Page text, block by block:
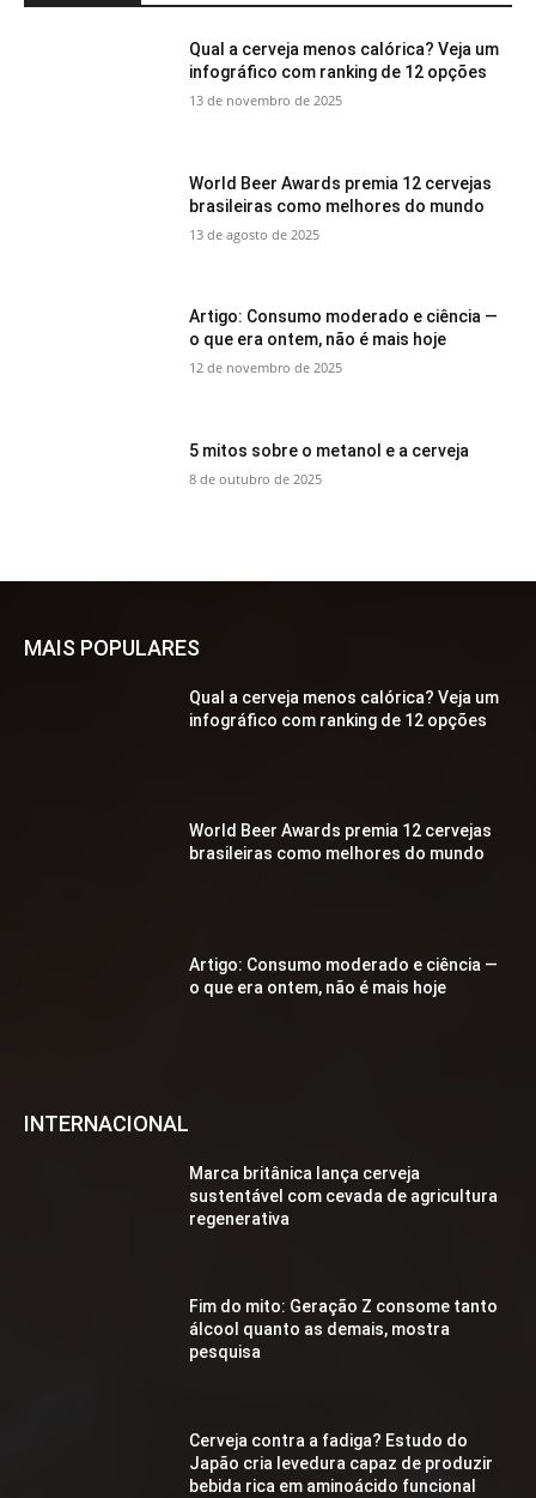
Qual a cerveja menos calórica? Veja um
infográfico com ranking de 12 opções
13 de novembro de 2025
World Beer Awards premia 12 cervejas
brasileiras como melhores do mundo
13 de agosto de 2025
Artigo: Consumo moderado e ciência —
o que era ontem, não é mais hoje
12 de novembro de 2025
5 mitos sobre o metanol e a cerveja
8 de outubro de 2025
MAIS POPULARES
Qual a cerveja menos calórica? Veja um
infográfico com ranking de 12 opções
World Beer Awards premia 12 cervejas
brasileiras como melhores do mundo
Artigo: Consumo moderado e ciência —
o que era ontem, não é mais hoje
INTERNACIONAL
Marca britânica lança cerveja
sustentável com cevada de agricultura
regenerativa
Fim do mito: Geração Z consome tanto
álcool quanto as demais, mostra
pesquisa
Cerveja contra a fadiga? Estudo do
Japão cria levedura capaz de produzir
bebida rica em aminoácido funcional